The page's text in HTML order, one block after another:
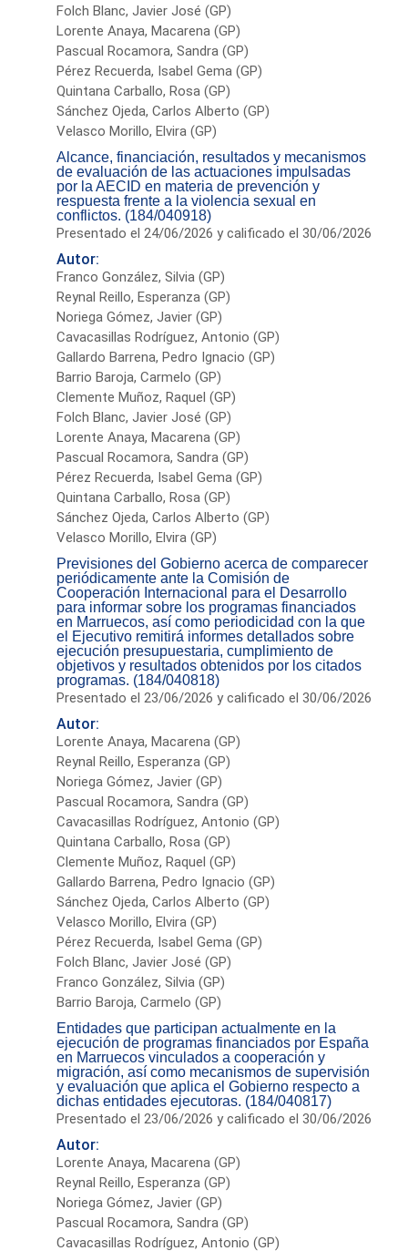
Folch Blanc, Javier José (GP)
Lorente Anaya, Macarena (GP)
Pascual Rocamora, Sandra (GP)
Pérez Recuerda, Isabel Gema (GP)
Quintana Carballo, Rosa (GP)
Sánchez Ojeda, Carlos Alberto (GP)
Velasco Morillo, Elvira (GP)
Alcance, financiación, resultados y mecanismos
de evaluación de las actuaciones impulsadas
por la AECID en materia de prevención y
respuesta frente a la violencia sexual en
conflictos. (184/040918)
Presentado el 24/06/2026 y calificado el 30/06/2026
Autor:
Franco González, Silvia (GP)
Reynal Reillo, Esperanza (GP)
Noriega Gómez, Javier (GP)
Cavacasillas Rodríguez, Antonio (GP)
Gallardo Barrena, Pedro Ignacio (GP)
Barrio Baroja, Carmelo (GP)
Clemente Muñoz, Raquel (GP)
Folch Blanc, Javier José (GP)
Lorente Anaya, Macarena (GP)
Pascual Rocamora, Sandra (GP)
Pérez Recuerda, Isabel Gema (GP)
Quintana Carballo, Rosa (GP)
Sánchez Ojeda, Carlos Alberto (GP)
Velasco Morillo, Elvira (GP)
Previsiones del Gobierno acerca de comparecer
periódicamente ante la Comisión de
Cooperación Internacional para el Desarrollo
para informar sobre los programas financiados
en Marruecos, así como periodicidad con la que
el Ejecutivo remitirá informes detallados sobre
ejecución presupuestaria, cumplimiento de
objetivos y resultados obtenidos por los citados
programas. (184/040818)
Presentado el 23/06/2026 y calificado el 30/06/2026
Autor:
Lorente Anaya, Macarena (GP)
Reynal Reillo, Esperanza (GP)
Noriega Gómez, Javier (GP)
Pascual Rocamora, Sandra (GP)
Cavacasillas Rodríguez, Antonio (GP)
Quintana Carballo, Rosa (GP)
Clemente Muñoz, Raquel (GP)
Gallardo Barrena, Pedro Ignacio (GP)
Sánchez Ojeda, Carlos Alberto (GP)
Velasco Morillo, Elvira (GP)
Pérez Recuerda, Isabel Gema (GP)
Folch Blanc, Javier José (GP)
Franco González, Silvia (GP)
Barrio Baroja, Carmelo (GP)
Entidades que participan actualmente en la
ejecución de programas financiados por España
en Marruecos vinculados a cooperación y
migración, así como mecanismos de supervisión
y evaluación que aplica el Gobierno respecto a
dichas entidades ejecutoras. (184/040817)
Presentado el 23/06/2026 y calificado el 30/06/2026
Autor:
Lorente Anaya, Macarena (GP)
Reynal Reillo, Esperanza (GP)
Noriega Gómez, Javier (GP)
Pascual Rocamora, Sandra (GP)
Cavacasillas Rodríguez, Antonio (GP)